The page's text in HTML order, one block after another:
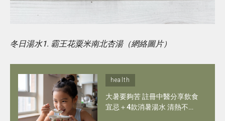
冬日湯水1. 霸王花粟米南北杏湯（網絡圖片）
health
大暑要夠苦 註冊中醫分享飲食
宜忌＋4款消暑湯水 清熱不怕